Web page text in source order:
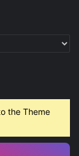
the Theme